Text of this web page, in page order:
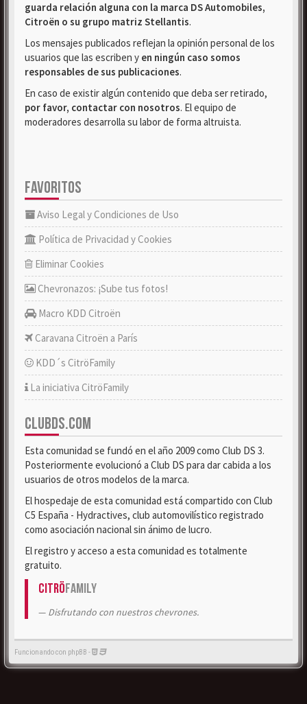
guarda relación alguna con la marca DS Automobiles,
Citroën o su grupo matriz Stellantis.
Los mensajes publicados reflejan la opinión personal de los
usuarios que las escriben y en ningún caso somos
responsables de sus publicaciones.
En caso de existir algún contenido que deba ser retirado,
por favor, contactar con nosotros. El equipo de
moderadores desarrolla su labor de forma altruista.
FAVORITOS
Aviso Legal y Condiciones de Uso
Política de Privacidad y Cookies
Eliminar Cookies
Chevronazos: ¡Sube tus fotos!
Macro KDD Citroën
Caravana Citroën a París
KDD´s CitröFamily
La iniciativa CitröFamily
CLUBDS.COM
Esta comunidad se fundó en el año 2009 como Club DS 3.
Posteriormente evolucionó a Club DS para dar cabida a los
usuarios de otros modelos de la marca.
El hospedaje de esta comunidad está compartido con Club
C5 España - Hydractives, club automovilístico registrado
como asociación nacional sin ánimo de lucro.
El registro y acceso a esta comunidad es totalmente
gratuito.
CitröFamily
Disfrutando con nuestros chevrones.
Funcionando con phpBB -